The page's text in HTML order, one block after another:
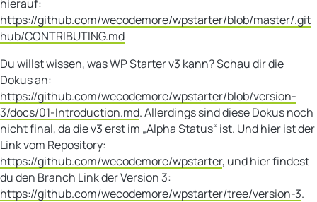
hierauf:
https://github.com/wecodemore/wpstarter/blob/master/.git
hub/CONTRIBUTING.md
Du willst wissen, was WP Starter v3 kann? Schau dir die
Dokus an:
https://github.com/wecodemore/wpstarter/blob/version-
3/docs/01-Introduction.md. Allerdings sind diese Dokus noch
nicht final, da die v3 erst im „Alpha Status“ ist. Und hier ist der
Link vom Repository:
https://github.com/wecodemore/wpstarter, und hier findest
du den Branch Link der Version 3:
https://github.com/wecodemore/wpstarter/tree/version-3.